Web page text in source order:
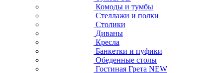
Комоды и тумбы
Стеллажи и полки
Столики
Диваны
Кресла
Банкетки и пуфики
Обеденные столы
Гостиная Грета NEW